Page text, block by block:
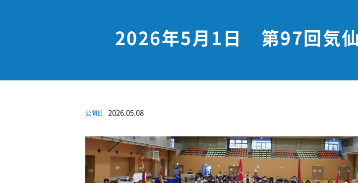
2026年5月1日 第97回気
公開日 2026.05.08